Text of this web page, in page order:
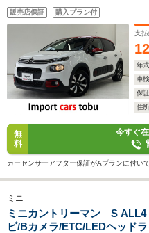
モニター/リア障害物センサー
ー/キーレス
販売店保証 購入プラン付
支
年式
車検
保証
住所
無
料
今すぐ
カーセンサーアフター保証がAプランに付い
ミニ
ミニカントリーマン S
ビ/Bカメラ/ETC/LEDヘッド